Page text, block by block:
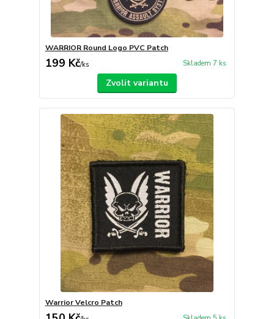
WARRIOR Round Logo PVC Patch
199 Kč/ks Skladem 7 ks
Zvolit variantu
Warrior Velcro Patch